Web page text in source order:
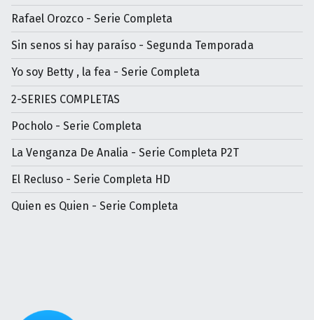
Rafael Orozco - Serie Completa
Sin senos si hay paraíso - Segunda Temporada
Yo soy Betty , la fea - Serie Completa
2-SERIES COMPLETAS
Pocholo - Serie Completa
La Venganza De Analia - Serie Completa P2T
El Recluso - Serie Completa HD
Quien es Quien - Serie Completa